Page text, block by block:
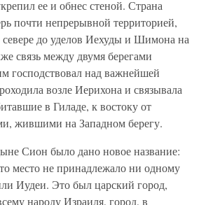
ее и обнес стеной. Страна
почти непрерывной территорией,
до уделов Иехуды и Шимона на
связь между двумя берегами
господствовал над важнейшей
возле Иерихона и связывала
в Гиладе, к востоку от
жившими на Западном берегу.
Сион было дано новое название:
место не принадлежало ни одному
Иудеи. Это был царский город,
народу Израиля, город, в